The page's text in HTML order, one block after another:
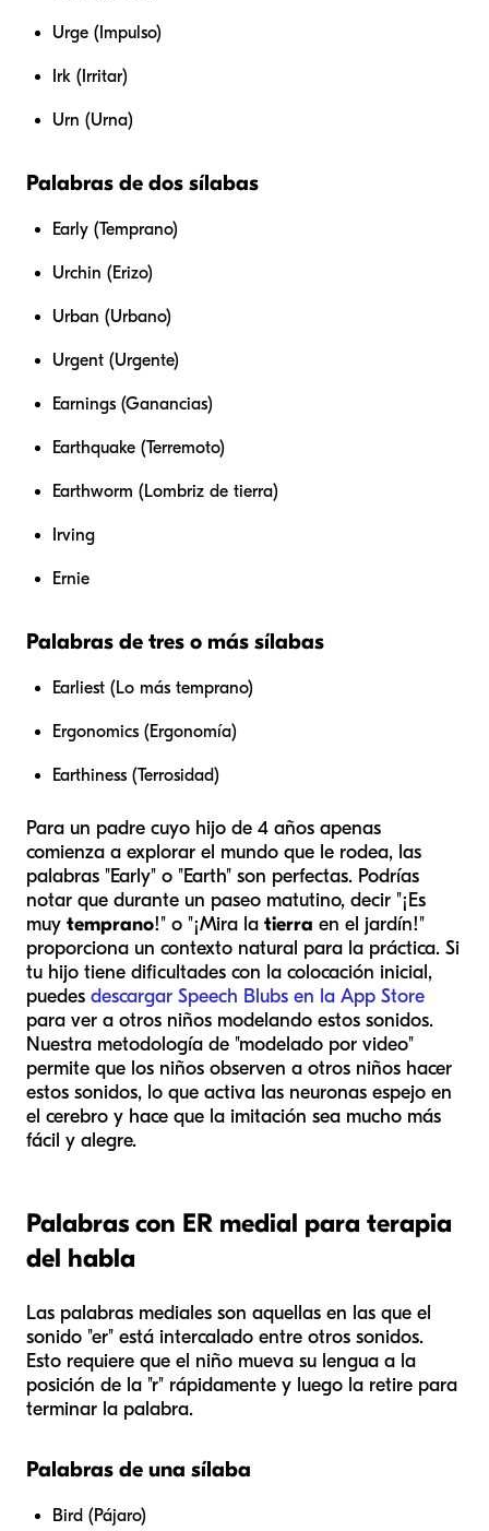
Urge (Impulso)
Irk (Irritar)
Urn (Urna)
Palabras de dos sílabas
Early (Temprano)
Urchin (Erizo)
Urban (Urbano)
Urgent (Urgente)
Earnings (Ganancias)
Earthquake (Terremoto)
Earthworm (Lombriz de tierra)
Irving
Ernie
Palabras de tres o más sílabas
Earliest (Lo más temprano)
Ergonomics (Ergonomía)
Earthiness (Terrosidad)
Para un padre cuyo hijo de 4 años apenas
comienza a explorar el mundo que le rodea, las
palabras "Early" o "Earth" son perfectas. Podrías
notar que durante un paseo matutino, decir "¡Es
muy temprano!" o "¡Mira la tierra en el jardín!"
proporciona un contexto natural para la práctica. Si
tu hijo tiene dificultades con la colocación inicial,
puedes descargar Speech Blubs en la App Store
para ver a otros niños modelando estos sonidos.
Nuestra metodología de "modelado por video"
permite que los niños observen a otros niños hacer
estos sonidos, lo que activa las neuronas espejo en
el cerebro y hace que la imitación sea mucho más
fácil y alegre.
Palabras con ER medial para terapia
del habla
Las palabras mediales son aquellas en las que el
sonido "er" está intercalado entre otros sonidos.
Esto requiere que el niño mueva su lengua a la
posición de la "r" rápidamente y luego la retire para
terminar la palabra.
Palabras de una sílaba
Bird (Pájaro)